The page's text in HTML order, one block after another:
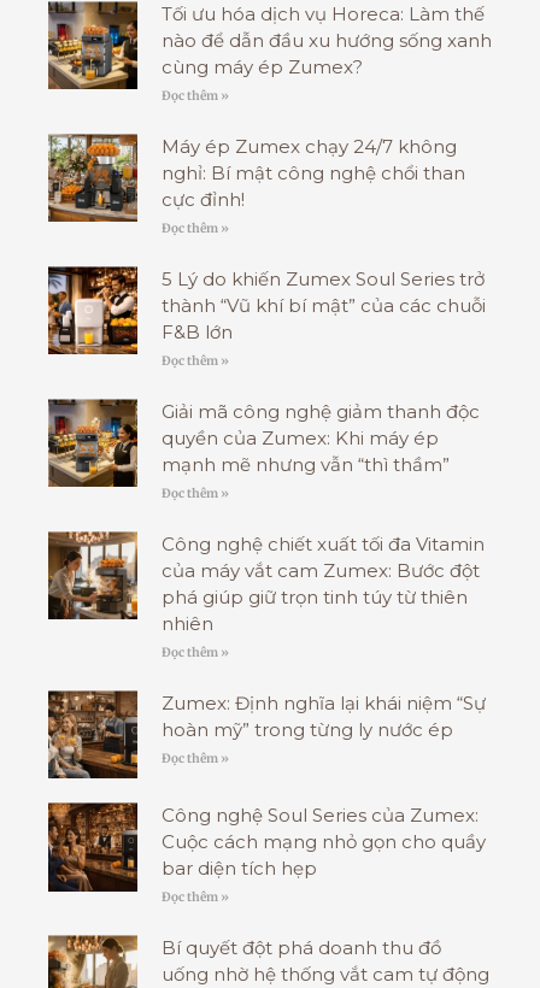
Tối ưu hóa dịch vụ Horeca: Làm thế
nào để dẫn đầu xu hướng sống xanh
cùng máy ép Zumex?
Đọc thêm »
Máy ép Zumex chạy 24/7 không
nghỉ: Bí mật công nghệ chổi than
cực đỉnh!
Đọc thêm »
5 Lý do khiến Zumex Soul Series trở
thành “Vũ khí bí mật” của các chuỗi
F&B lớn
Đọc thêm »
Giải mã công nghệ giảm thanh độc
quyền của Zumex: Khi máy ép
mạnh mẽ nhưng vẫn “thì thầm”
Đọc thêm »
Công nghệ chiết xuất tối đa Vitamin
của máy vắt cam Zumex: Bước đột
phá giúp giữ trọn tinh túy từ thiên
nhiên
Đọc thêm »
Zumex: Định nghĩa lại khái niệm “Sự
hoàn mỹ” trong từng ly nước ép
Đọc thêm »
Công nghệ Soul Series của Zumex:
Cuộc cách mạng nhỏ gọn cho quầy
bar diện tích hẹp
Đọc thêm »
Bí quyết đột phá doanh thu đồ
uống nhờ hệ thống vắt cam tự động